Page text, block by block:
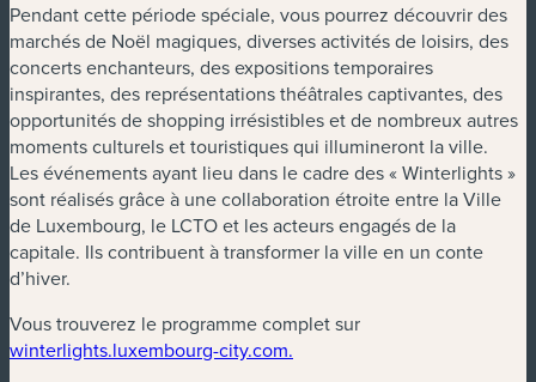
Pendant cette période spéciale, vous pourrez découvrir des
marchés de Noël magiques, diverses activités de loisirs, des
concerts enchanteurs, des expositions temporaires
inspirantes, des représentations théâtrales captivantes, des
opportunités de shopping irrésistibles et de nombreux autres
moments culturels et touristiques qui illumineront la ville.
Les événements ayant lieu dans le cadre des « Winterlights »
sont réalisés grâce à une collaboration étroite entre la Ville
de Luxembourg, le LCTO et les acteurs engagés de la
capitale. Ils contribuent à transformer la ville en un conte
d’hiver.
Vous trouverez le programme complet sur
winterlights.luxembourg-city.com.